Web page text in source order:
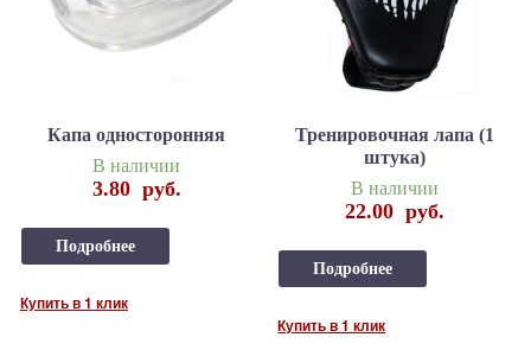
Капа односторонняя
В наличии
3.80 руб.
Подробнее
Купить в 1 клик
Тренировочная лапа (1
штука)
В наличии
22.00 руб.
Подробнее
Купить в 1 клик